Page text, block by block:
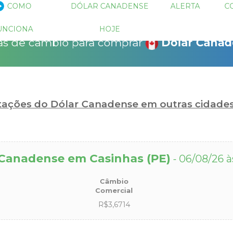
descontos!
através do sistema de ofertas do
pagar quanto?
COMO DÓLAR CANADENSE
HOJE
ALERTA
de câmbio para comprar Dólar
do Dólar Canadense em outras
em Casinhas (PE) - 06/08/26
Câmbio
Comercial
R$3,6714